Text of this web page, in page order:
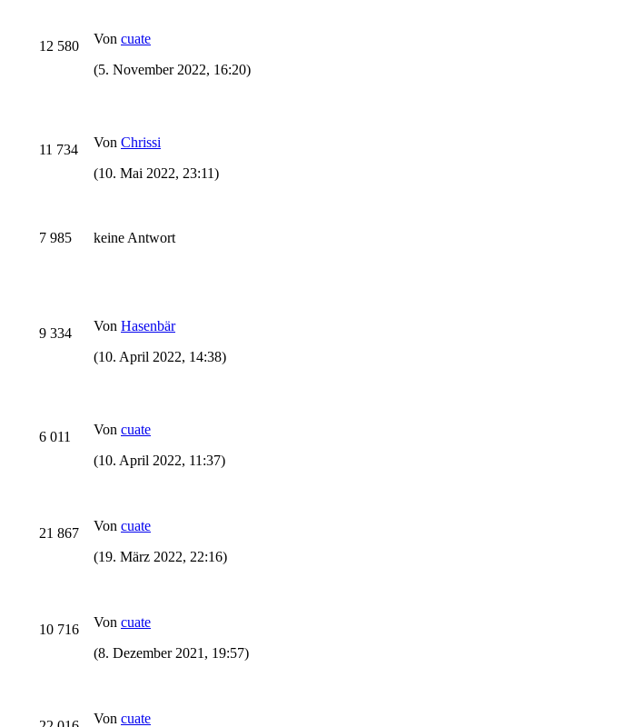
12 580 Von cuate
(5. November 2022, 16:20)
11 734 Von Chrissi
(10. Mai 2022, 23:11)
7 985 keine Antwort
9 334 Von Hasenbär
(10. April 2022, 14:38)
6 011 Von cuate
(10. April 2022, 11:37)
21 867 Von cuate
(19. März 2022, 22:16)
10 716 Von cuate
(8. Dezember 2021, 19:57)
Von cuate